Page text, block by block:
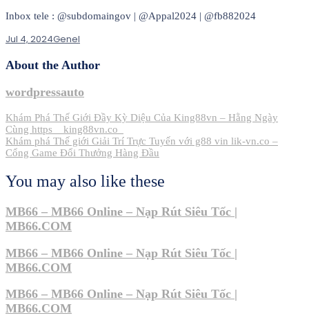
Inbox tele : @subdomaingov | @Appal2024 | @fb882024
Jul 4, 2024Genel
About the Author
wordpressauto
Post
navigation
Khám Phá Thế Giới Đầy Kỳ Diệu Của King88vn – Hằng Ngày
Cùng https__king88vn.co_
Khám phá Thế giới Giải Trí Trực Tuyến với g88 vin lik-vn.co –
Cổng Game Đổi Thưởng Hàng Đầu
You may also like these
MB66 – MB66 Online – Nạp Rút Siêu Tốc |
MB66.COM
MB66 – MB66 Online – Nạp Rút Siêu Tốc |
MB66.COM
MB66 – MB66 Online – Nạp Rút Siêu Tốc |
MB66.COM